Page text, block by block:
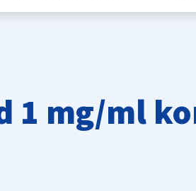
1 mg/ml